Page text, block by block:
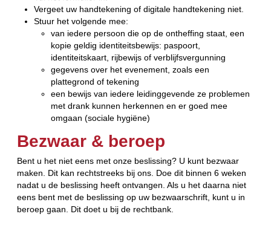
Vergeet uw handtekening of digitale handtekening niet.
Stuur het volgende mee:
van iedere persoon die op de ontheffing staat, een
kopie geldig identiteitsbewijs: paspoort,
identiteitskaart, rijbewijs of verblijfsvergunning
gegevens over het evenement, zoals een
plattegrond of tekening
een bewijs van iedere leidinggevende ze problemen
met drank kunnen herkennen en er goed mee
omgaan (sociale hygiëne)
Bezwaar & beroep
Bent u het niet eens met onze beslissing? U kunt bezwaar
maken. Dit kan rechtstreeks bij ons. Doe dit binnen 6 weken
nadat u de beslissing heeft ontvangen. Als u het daarna niet
eens bent met de beslissing op uw bezwaarschrift, kunt u in
beroep gaan. Dit doet u bij de rechtbank.